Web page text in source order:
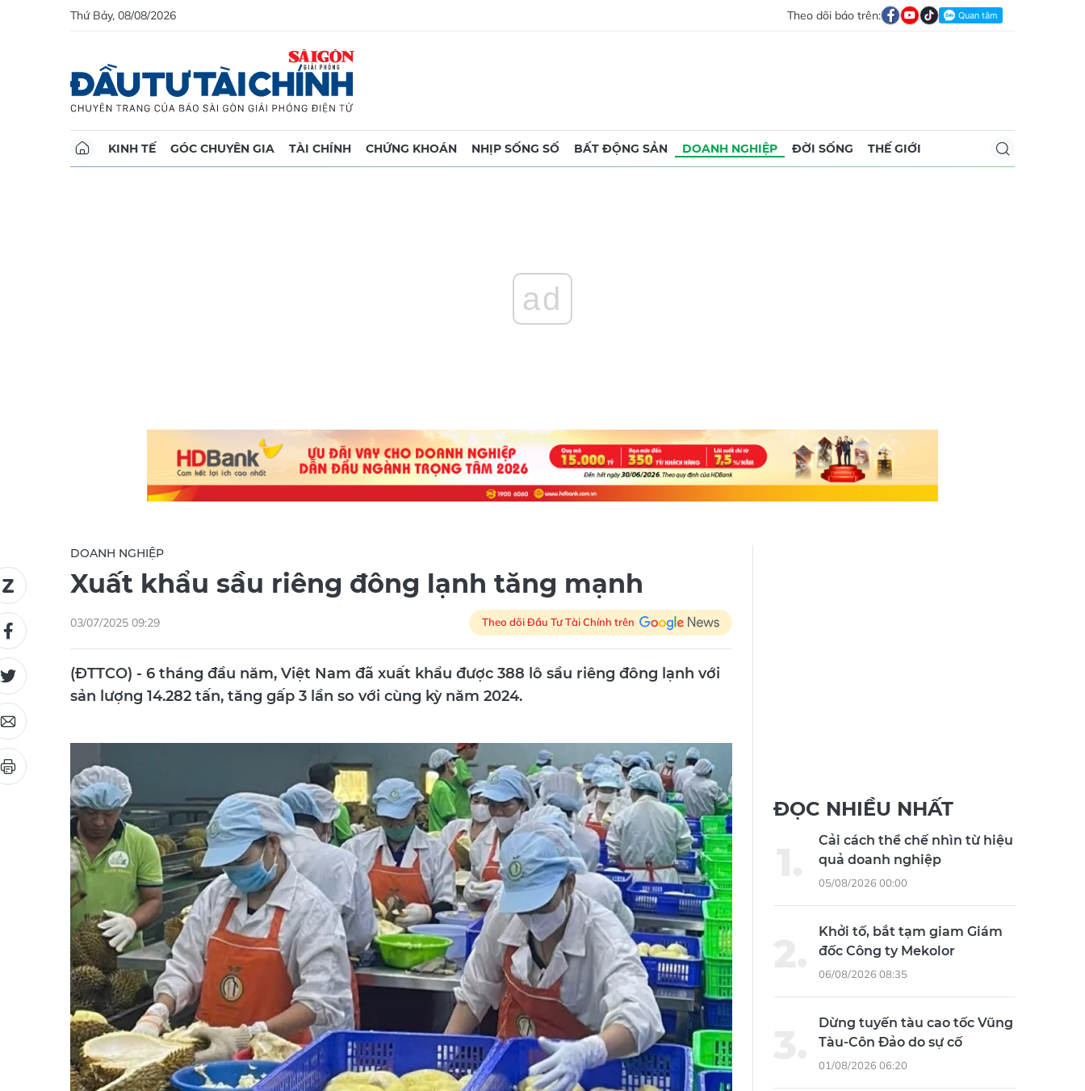
Thứ Bảy, 08/08/2026 Theo dõi báo trên:
KINH TẾ GÓC CHUYÊN GIA TÀI CHÍNH CHỨNG KHOÁN NHỊP SỐNG SỐ BẤT ĐỘNG SẢN DOANH NGHIỆP ĐỜI SỐNG THẾ GIỚI
ad
DOANH NGHIỆP
Xuất khẩu sầu riêng đông lạnh tăng mạnh
03/07/2025 09:29 Theo dõi Đầu Tư Tài Chính trên
(ĐTTCO) - 6 tháng đầu năm, Việt Nam đã xuất khẩu được 388 lô sầu riêng đông lạnh với
sản lượng 14.282 tấn, tăng gấp 3 lần so với cùng kỳ năm 2024.
ĐỌC NHIỀU NHẤT
Cải cách thể chế nhìn từ hiệu
quả doanh nghiệp
Khởi tố, bắt tạm giam Giám
đốc Công ty Mekolor
Dừng tuyến tàu cao tốc Vũng
Tàu-Côn Đảo do sự cố